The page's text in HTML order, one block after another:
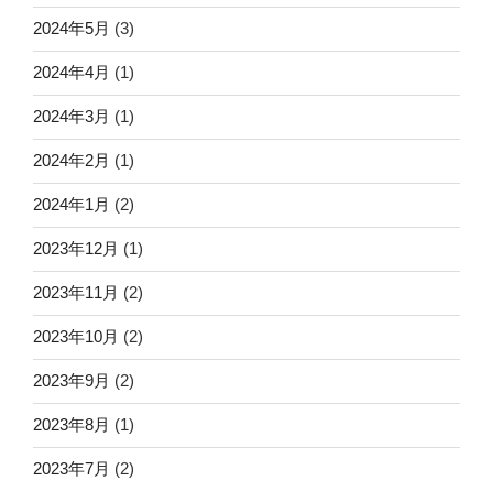
2024年5月 (3)
2024年4月 (1)
2024年3月 (1)
2024年2月 (1)
2024年1月 (2)
2023年12月 (1)
2023年11月 (2)
2023年10月 (2)
2023年9月 (2)
2023年8月 (1)
2023年7月 (2)